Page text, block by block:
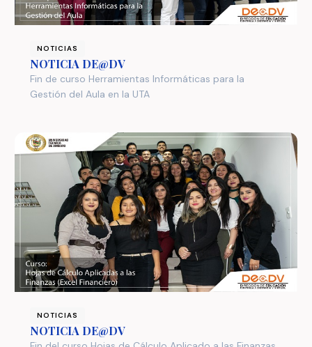
NOTICIAS
NOTICIA DE@DV
Fin de curso Herramientas Informáticas para la
Gestión del Aula en la UTA
NOTICIAS
NOTICIA DE@DV